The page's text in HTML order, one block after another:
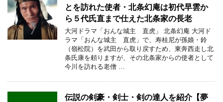
とを訪れた使者・北条幻庵は初代早雲か
ら５代氏直まで仕えた北条家の長老
大河ドラマ「おんな城主 直虎」 北条幻庵 大河ド
ラマ「おんな城主 直虎」で、寿桂尼が孫娘・鈴
（嶺松院）を武田から取り戻すため、東奔西走し北
条氏康を頼りますが、その北条家からの使者として
今川を訪れる老僧 …
伝説の剣豪・剣士・剣の達人を紹介【夢